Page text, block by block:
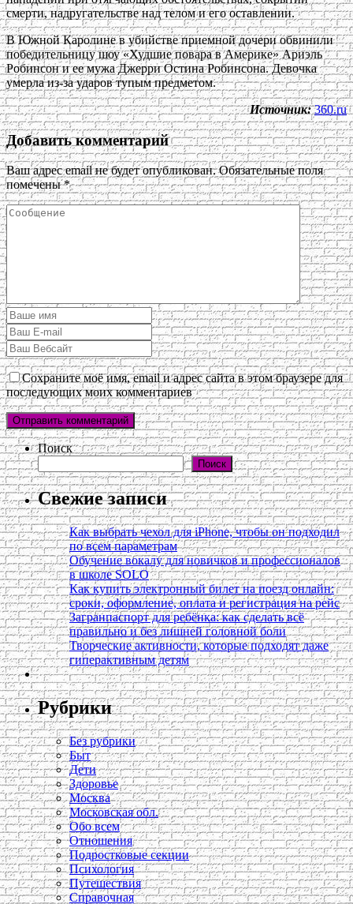
смерти, надругательстве над телом и его оставлении.
В Южной Каролине в убийстве приемной дочери обвинили
победительницу шоу «Худшие повара в Америке» Ариэль
Робинсон и ее мужа Джерри Остина Робинсона. Девочка
умерла из-за ударов тупым предметом.
Источник: 360.ru
Добавить комментарий
Ваш адрес email не будет опубликован. Обязательные поля
помечены*
Сохраните моё имя, email и адрес сайта в этом браузере для
последующих моих комментариев
Поиск
Поиск
Свежие записи
Как выбрать чехол для iPhone, чтобы он подходил
по всем параметрам
Обучение вокалу для новичков и профессионалов
в школе SOLO
Как купить электронный билет на поезд онлайн:
сроки, оформление, оплата и регистрация на рейс
Загранпаспорт для ребёнка: как сделать всё
правильно и без лишней головной боли
Творческие активности, которые подходят даже
гиперактивным детям
Рубрики
Без рубрики
Быт
Дети
Здоровье
Москва
Московская обл.
Обо всем
Отношения
Подростковые секции
Психология
Путешествия
Справочная